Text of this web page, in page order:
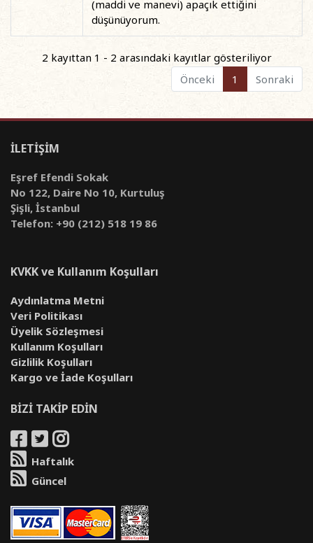
(maddi ve manevi) apaçık ettiğini
düşünüyorum.
2 kayıttan 1 - 2 arasındaki kayıtlar gösteriliyor
Önceki
1 Sonraki
İLETİŞİM
Eşref Efendi Sokak
No 122, Daire No 10, Kurtuluş
Şişli, İstanbul
Telefon: +90 (212) 518 19 86
KVKK ve Kullanım Koşulları
Aydınlatma Metni
Veri Politikası
Üyelik Sözleşmesi
Kullanım Koşulları
Gizlilik Koşulları
Kargo ve İade Koşulları
BİZİ TAKİP EDİN
Haftalık
Güncel